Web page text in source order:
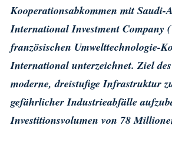
Kooperationsabkommen mit Saudi-
International Investment Company
französischen Umwelttechnologie-
International unterzeichnet. Ziel
moderne, dreistufige Infrastruktur
gefährlicher Industrieabfälle
Investitionsvolumen von 78